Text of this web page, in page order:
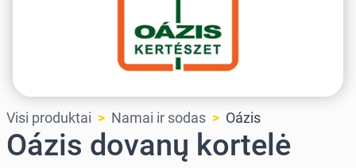
Visi produktai Namai ir sodas Oázis
Oázis dovanų kortelė